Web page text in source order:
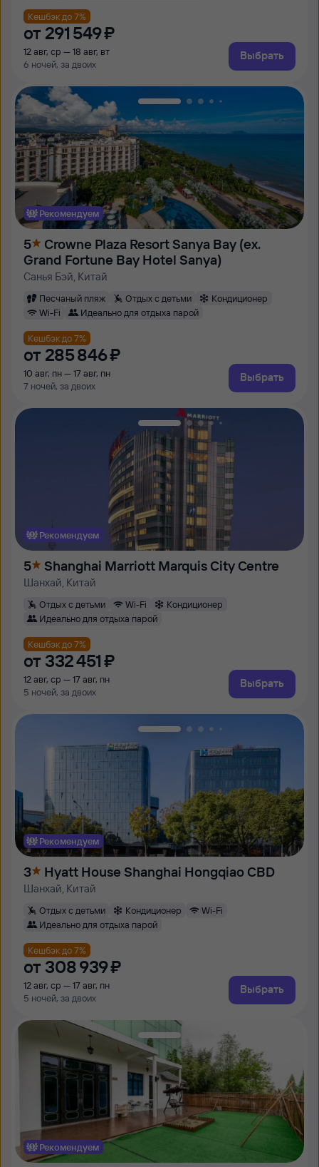
Кешбэк до 7%
от 291 ⁠549 ⁠₽
12 авг, ср — 18 авг, вт
6 ночей, за двоих
Выбрать
Рекомендуем
5
Crowne Plaza Resort Sanya Bay (ex.
Grand Fortune Bay Hotel Sanya)
Санья Бэй, Китай
Песчаный пляж Отдых с детьми
Кондиционер
Wi-Fi
Идеально для отдыха парой
Кешбэк до 7%
от 285 ⁠846 ⁠₽
10 авг, пн — 17 авг, пн
7 ночей, за двоих
Выбрать
Рекомендуем
5 Shanghai Marriott Marquis City Centre
Шанхай, Китай
Отдых с детьми Wi-Fi
Кондиционер
Идеально для отдыха парой
Кешбэк до 7%
от 332 ⁠451 ⁠₽
12 авг, ср — 17 авг, пн
5 ночей, за двоих
Выбрать
Рекомендуем
3 Hyatt House Shanghai Hongqiao CBD
Шанхай, Китай
Отдых с детьми Кондиционер
Wi-Fi
Идеально для отдыха парой
Кешбэк до 7%
от 308 ⁠939 ⁠₽
12 авг, ср — 17 авг, пн
5 ночей, за двоих
Выбрать
Рекомендуем